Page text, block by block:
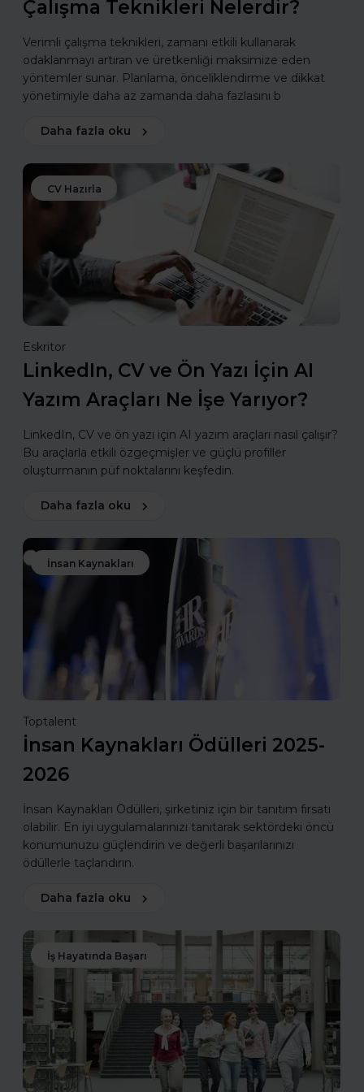
Çalışma Teknikleri Nelerdir?
Verimli çalışma teknikleri, zamanı etkili kullanarak
odaklanmayı artıran ve üretkenliği maksimize eden
yöntemler sunar. Planlama, önceliklendirme ve dikkat
yönetimiyle daha az zamanda daha fazlasını b
Daha fazla oku
CV Hazırla
Eskritor
LinkedIn, CV ve Ön Yazı İçin AI
Yazım Araçları Ne İşe Yarıyor?
LinkedIn, CV ve ön yazı için AI yazım araçları nasıl çalışır?
Bu araçlarla etkili özgeçmişler ve güçlü profiller
oluşturmanın püf noktalarını keşfedin.
Daha fazla oku
İnsan Kaynakları
Toptalent
İnsan Kaynakları Ödülleri 2025-
2026
İnsan Kaynakları Ödülleri, şirketiniz için bir tanıtım fırsatı
olabilir. En iyi uygulamalarınızı tanıtarak sektördeki öncü
konumunuzu güçlendirin ve değerli başarılarınızı
ödüllerle taçlandırın.
Daha fazla oku
İş Hayatında Başarı